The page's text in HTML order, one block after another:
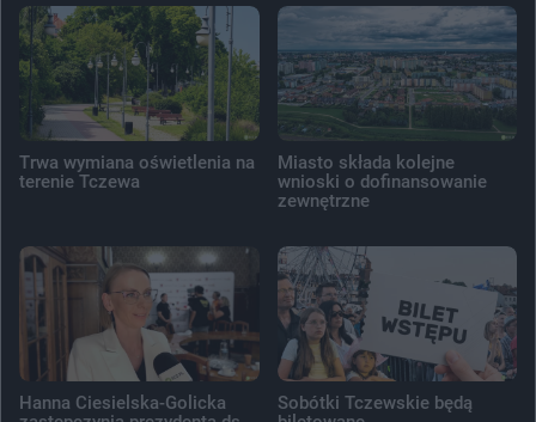
Trwa wymiana oświetlenia na
terenie Tczewa
Miasto składa kolejne
wnioski o dofinansowanie
zewnętrzne
Hanna Ciesielska-Golicka
Sobótki Tczewskie będą